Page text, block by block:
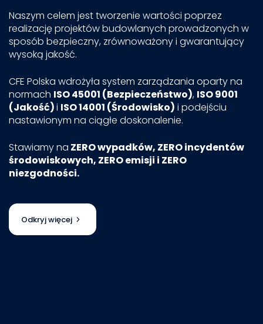
Naszym celem jest tworzenie wartości poprzez
realizację projektów budowlanych prowadzonych w
sposób bezpieczny, zrównoważony i gwarantujący
wysoką jakość.
CFE Polska wdrożyła system zarządzania oparty na
normach ISO 45001 (Bezpieczeństwo), ISO 9001
(Jakość)i ISO 14001 (Środowisko) i podejściu
nastawionym na ciągłe doskonalenie.
Stawiamy na ZERO wypadków, ZERO incydentów
środowiskowych, ZERO emisji i ZERO
niezgodności.
Odkryj więcej